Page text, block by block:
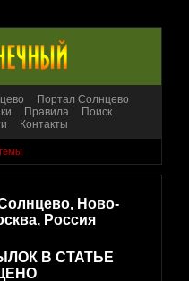
Портал Солнцево
Правила
Поиск
Контакты
Ново-
Россия
В СТАТЬЕ